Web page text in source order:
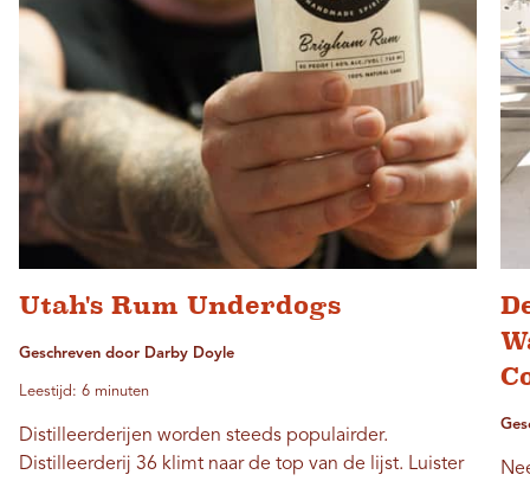
Utah's Rum Underdogs
Geschreven door Darby Doyle
Leestijd: 6 minuten
Distilleerderijen worden steeds populairder.
Distilleerderij 36 klimt naar de top van de lijst. Luister